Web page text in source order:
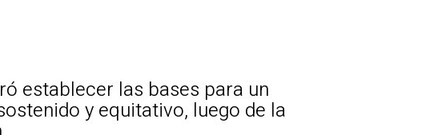
establecer las bases para un
y equitativo, luego de la